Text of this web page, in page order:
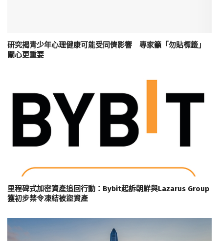
研究揭青少年心理健康可能受同儕影響 專家籲「勿貼標籤」
關心更重要
里程碑式加密資產追回行動：Bybit起訴朝鮮與Lazarus Group
獲初步禁令凍結被盜資產